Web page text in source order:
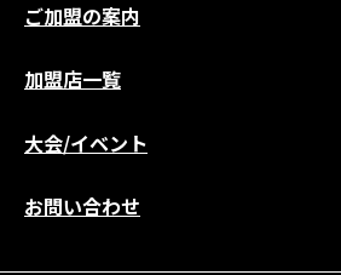
ご加盟の案内
加盟店一覧
大会/イベント
お問い合わせ